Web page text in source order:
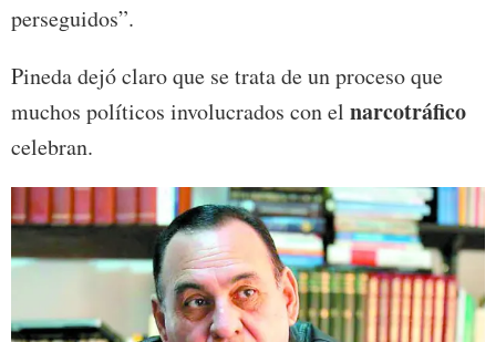
perseguidos”.
Pineda dejó claro que se trata de un proceso que
muchos políticos involucrados con el narcotráfico
celebran.